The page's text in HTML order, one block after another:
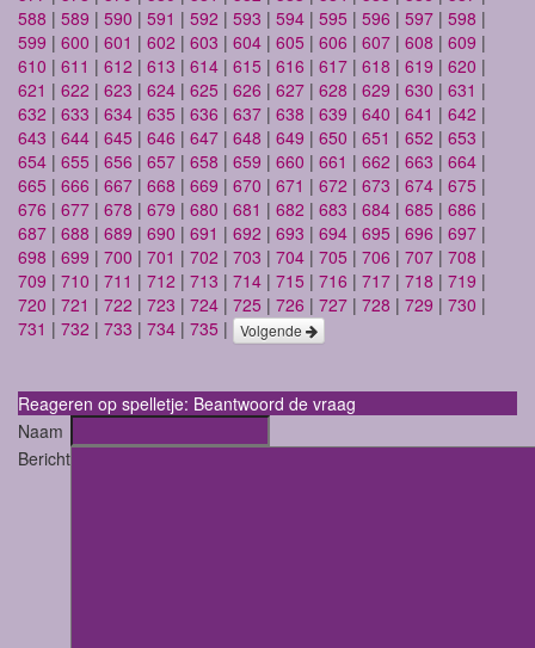
588 | 589 | 590 | 591 | 592 | 593 | 594 | 595 | 596 | 597 | 598 |
599 | 600 | 601 | 602 | 603 | 604 | 605 | 606 | 607 | 608 | 609 |
610 | 611 | 612 | 613 | 614 | 615 | 616 | 617 | 618 | 619 | 620 |
621 | 622 | 623 | 624 | 625 | 626 | 627 | 628 | 629 | 630 | 631 |
632 | 633 | 634 | 635 | 636 | 637 | 638 | 639 | 640 | 641 | 642 |
643 | 644 | 645 | 646 | 647 | 648 | 649 | 650 | 651 | 652 | 653 |
654 | 655 | 656 | 657 | 658 | 659 | 660 | 661 | 662 | 663 | 664 |
665 | 666 | 667 | 668 | 669 | 670 | 671 | 672 | 673 | 674 | 675 |
676 | 677 | 678 | 679 | 680 | 681 | 682 | 683 | 684 | 685 | 686 |
687 | 688 | 689 | 690 | 691 | 692 | 693 | 694 | 695 | 696 | 697 |
698 | 699 | 700 | 701 | 702 | 703 | 704 | 705 | 706 | 707 | 708 |
709 | 710 | 711 | 712 | 713 | 714 | 715 | 716 | 717 | 718 | 719 |
720 | 721 | 722 | 723 | 724 | 725 | 726 | 727 | 728 | 729 | 730 |
731 | 732 | 733 | 734 | 735 | Volgende
Reageren op spelletje: Beantwoord de vraag
Naam
Bericht